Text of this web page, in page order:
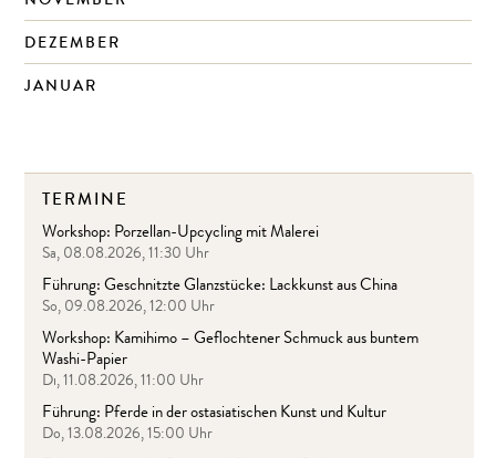
DEZEMBER
JANUAR
TERMINE
Workshop: Porzellan-Upcycling mit Malerei
Sa, 08.08.2026, 11:30 Uhr
Führung: Geschnitzte Glanzstücke: Lackkunst aus China
So, 09.08.2026, 12:00 Uhr
Workshop: Kamihimo – Geflochtener Schmuck aus buntem
Washi-Papier
Di, 11.08.2026, 11:00 Uhr
Führung: Pferde in der ostasiatischen Kunst und Kultur
Do, 13.08.2026, 15:00 Uhr